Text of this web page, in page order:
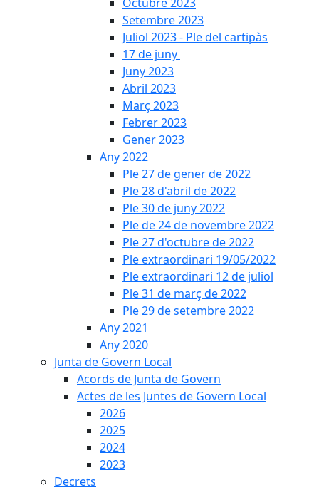
Setembre 2023
Juliol 2023 - Ple del cartipàs
17 de juny
Juny 2023
Abril 2023
Març 2023
Febrer 2023
Gener 2023
Any 2022
Ple 27 de gener de 2022
Ple 28 d'abril de 2022
Ple 30 de juny 2022
Ple de 24 de novembre 2022
Ple 27 d'octubre de 2022
Ple extraordinari 19/05/2022
Ple extraordinari 12 de juliol
Ple 31 de març de 2022
Ple 29 de setembre 2022
Any 2021
Any 2020
Junta de Govern Local
Acords de Junta de Govern
Actes de les Juntes de Govern Local
2026
2025
2024
2023
Decrets